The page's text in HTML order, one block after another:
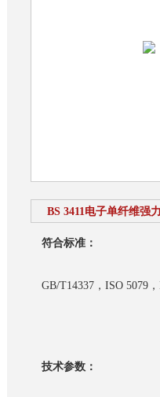
BS 3411电子单纤维强
符合标准：
GB/T14337，ISO 5079
技术参数：